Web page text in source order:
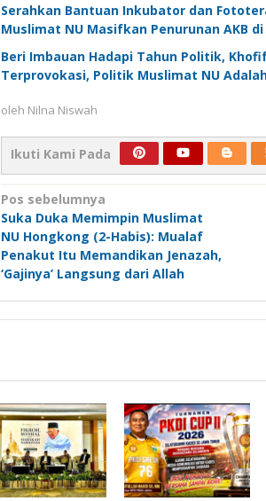
Serahkan Bantuan Inkubator dan
Muslimat NU Masifkan Penurunan AKB
Beri Imbauan Hadapi Tahun Politik,
Terprovokasi, Politik Muslimat NU
oleh Nilna Niswah
Ikuti Kami Pada
Navigasi
pos
Pos sebelumnya
Suka Duka Memimpin Muslimat
NU Hongkong (2-Habis): Mualaf
Penakut Itu Memandikan Jenazah,
‘Gajinya’ Langsung dari Allah